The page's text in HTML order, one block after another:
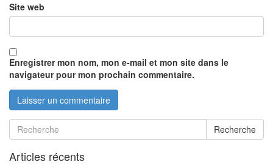
Site web
Enregistrer mon nom, mon e-mail et mon site dans le
navigateur pour mon prochain commentaire.
Recherche
Articles récents